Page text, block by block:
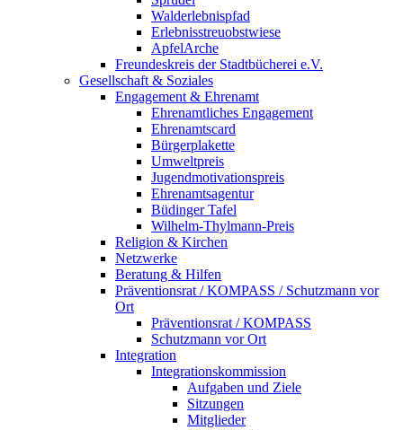
Walderlebnispfad
Erlebnisstreuobstwiese
ApfelArche
Freundeskreis der Stadtbücherei e.V.
Gesellschaft & Soziales
Engagement & Ehrenamt
Ehrenamtliches Engagement
Ehrenamtscard
Bürgerplakette
Umweltpreis
Jugendmotivationspreis
Ehrenamtsagentur
Büdinger Tafel
Wilhelm-Thylmann-Preis
Religion & Kirchen
Netzwerke
Beratung & Hilfen
Präventionsrat / KOMPASS / Schutzmann vor
Ort
Präventionsrat / KOMPASS
Schutzmann vor Ort
Integration
Integrationskommission
Aufgaben und Ziele
Sitzungen
Mitglieder